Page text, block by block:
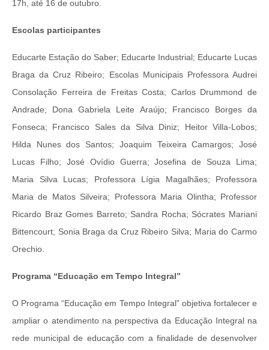
17h, até 16 de outubro.
Escolas participantes
Educarte Estação do Saber; Educarte Industrial; Educarte Lucas
Braga da Cruz Ribeiro; Escolas Municipais Professora Audrei
Consolação Ferreira de Freitas Costa; Carlos Drummond de
Andrade; Dona Gabriela Leite Araújo; Francisco Borges da
Fonseca; Francisco Sales da Silva Diniz; Heitor Villa-Lobos;
Hilda Nunes dos Santos; Joaquim Teixeira Camargos; José
Lucas Filho; José Ovídio Guerra; Josefina de Souza Lima;
Maria Silva Lucas; Professora Lígia Magalhães; Professora
Maria de Matos Silveira; Professora Maria Olintha; Professor
Ricardo Braz Gomes Barreto; Sandra Rocha; Sócrates Mariani
Bittencourt; Sonia Braga da Cruz Ribeiro Silva; Maria do Carmo
Orechio.
Programa “Educação em Tempo Integral”
O Programa “Educação em Tempo Integral” objetiva fortalecer e
ampliar o atendimento na perspectiva da Educação Integral na
rede municipal de educação com a finalidade de desenvolver